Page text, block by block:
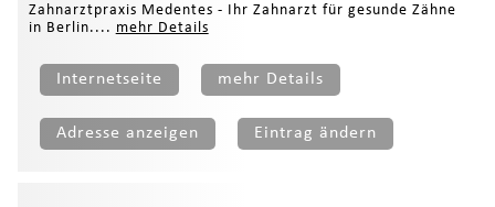
Zahnarztpraxis Medentes - Ihr Zahnarzt für gesunde Zähne
in Berlin.... mehr Details
Internetseite mehr Details
Adresse anzeigen Eintrag ändern